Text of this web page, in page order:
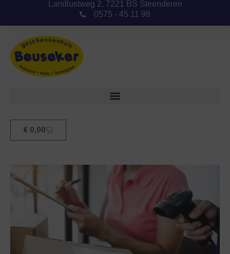
Landlustweg 2, 7221 BS Steenderen
0575 - 45 11 98
€ 0,00